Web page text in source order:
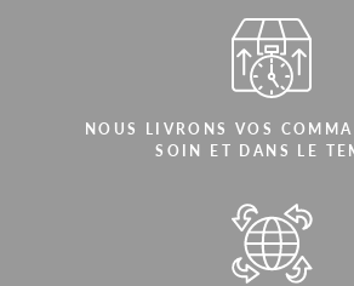
NOUS LIVRONS VOS
SOIN ET DANS LE